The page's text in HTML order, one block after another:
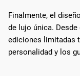
Finalmente, el
de lujo única.
ediciones limitadas
personalidad y los